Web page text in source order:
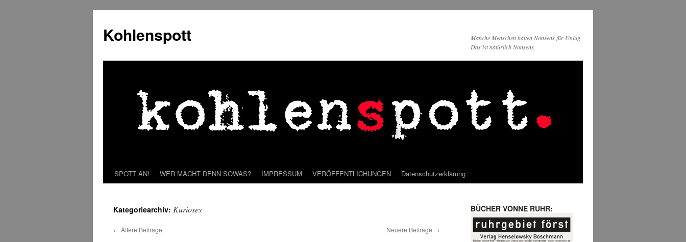
springen
Kohlenspott
Manche Menschen halten Nonsens für Unfug.
Das ist natürlich Nonsens.
SPOTT AN! WER MACHT DENN SOWAS? IMPRESSUM VERÖFFENTLICHUNGEN Datenschutzerklärung
Kategoriearchiv: Kurioses
← Ältere Beiträge Neuere Beiträge →
BÜCHER VONNE RUHR: